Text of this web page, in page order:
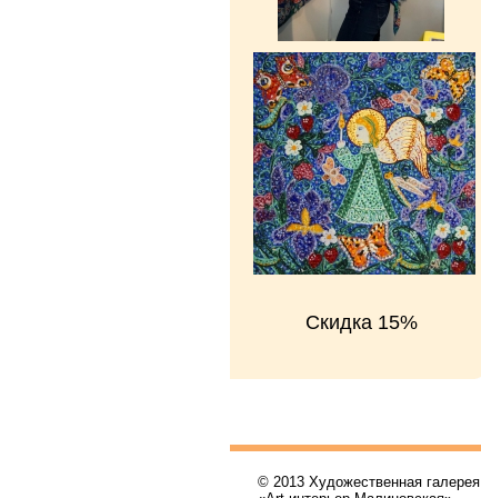
Скидка 15%
© 2013 Художественная галерея